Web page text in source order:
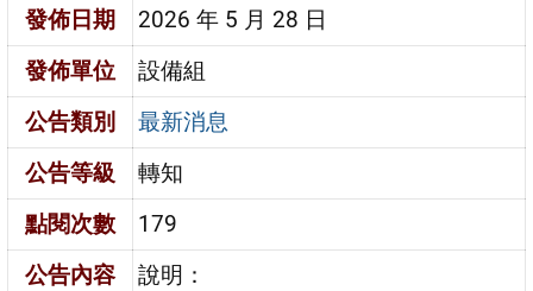
發佈日期
2026 年 5 月 28 日
發佈單位
設備組
公告類別
最新消息
公告等級
轉知
點閱次數
179
公告內容
說明：